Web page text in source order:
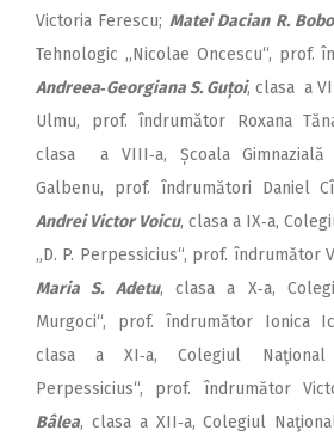
Victoria Ferescu; Matei Dacian R.
Tehnologic ,,Nicolae Oncescu“, prof.
Andreea‑Georgiana S. Guțoi, clasa a
Ulmu, prof. îndrumător Roxana
clasa a VIII‑a, Școala Gimnazială
Galbenu, prof. îndrumători Daniel
Andrei Victor Voicu, clasa a IX‑a,
„D. P. Perpessicius“, prof. îndrumător
Maria S. Adetu, clasa a X‑a,
Murgoci“, prof. îndrumător Ionica
clasa a XI‑a, Colegiul Naţional
Perpessicius“, prof. îndrumător
Bâlea, clasa a XII‑a, Colegiul